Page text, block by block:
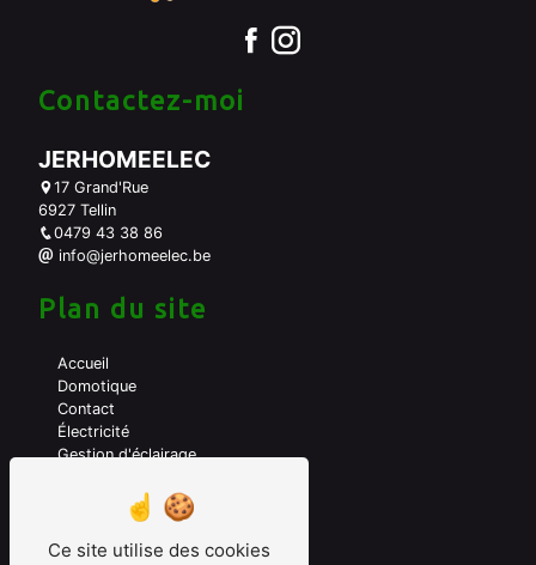
Contactez-moi
JERHOMEELEC
17 Grand'Rue
6927 Tellin
0479 43 38 86
info@jerhomeelec.be
Plan du site
Accueil
Domotique
Contact
Électricité
Gestion d'éclairage
Mes prestations
Ce site utilise des cookies